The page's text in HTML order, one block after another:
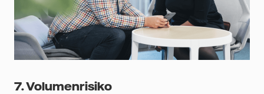
7. Volumenrisiko